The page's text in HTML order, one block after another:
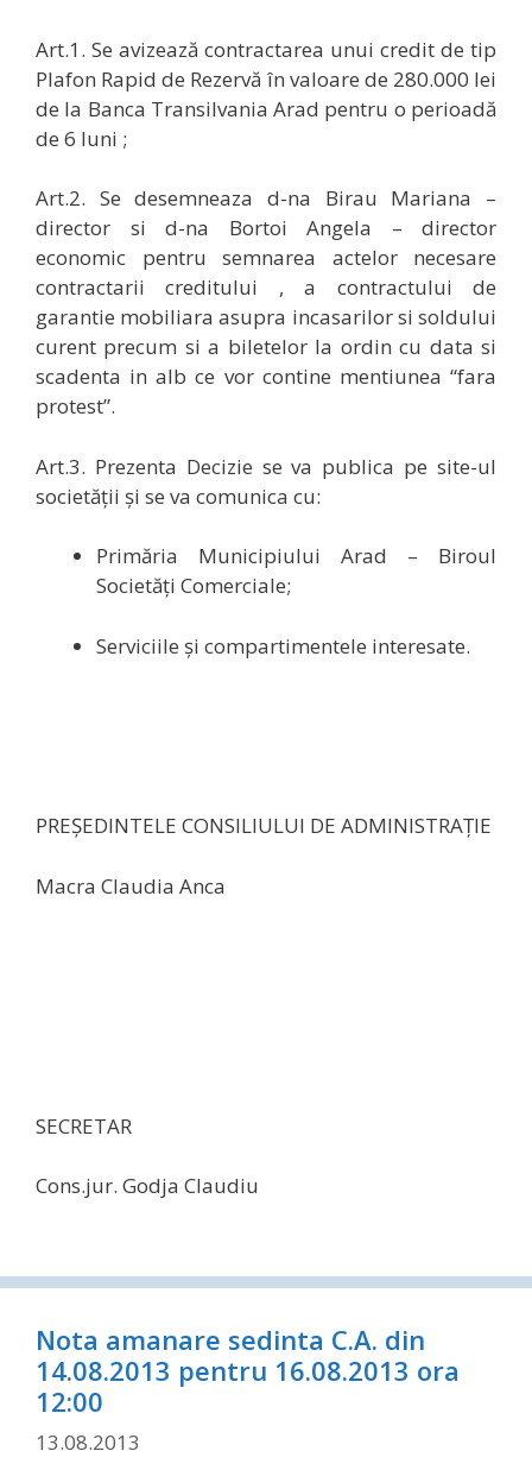
Art.1. Se avizează contractarea unui credit de tip
Plafon Rapid de Rezervă în valoare de 280.000 lei
de la Banca Transilvania Arad pentru o perioadă
de 6 luni ;
Art.2. Se desemneaza d-na Birau Mariana –
director si d-na Bortoi Angela – director
economic pentru semnarea actelor necesare
contractarii creditului , a contractului de
garantie mobiliara asupra incasarilor si soldului
curent precum si a biletelor la ordin cu data si
scadenta in alb ce vor contine mentiunea “fara
protest”.
Art.3. Prezenta Decizie se va publica pe site-ul
societății și se va comunica cu:
Primăria Municipiului Arad – Biroul
Societăți Comerciale;
Serviciile și compartimentele interesate.
PREŞEDINTELE CONSILIULUI DE ADMINISTRAŢIE
Macra Claudia Anca
SECRETAR
Cons.jur. Godja Claudiu
Nota amanare sedinta C.A. din
14.08.2013 pentru 16.08.2013 ora
12:00
13.08.2013